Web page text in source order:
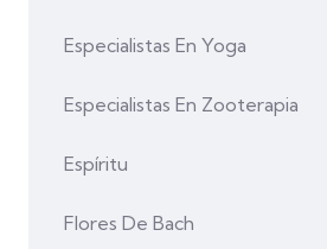
Especialistas En Yoga
Especialistas En Zooterapia
Espíritu
Flores De Bach